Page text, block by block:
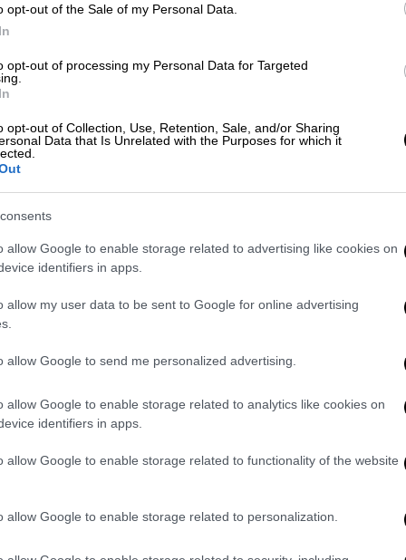
opt-out of the Sale of my Personal Data.
opt-out of processing my Personal Data for Targeted
opt-out of Collection, Use, Retention, Sale, and/or Sharing
Data that Is Unrelated with the Purposes for which it
allow Google to enable storage related to advertising like cookies on
identifiers in apps.
allow my user data to be sent to Google for online advertising
allow Google to send me personalized advertising.
allow Google to enable storage related to analytics like cookies on
identifiers in apps.
allow Google to enable storage related to functionality of the website
allow Google to enable storage related to personalization.
από Δευτέρα - Όλα τα
στα σχολεία
πανδημία του κορονοϊού, δηλαδή τα
ισχύσουν τα μέτρα που ίσχυαν και όταν
εσωτερικούς και τους εξωτερικούς
«εξοπλισμένα» με αντισηπτικά.
σχετικά με τη λειτουργία τους και τα
προς πώληση.